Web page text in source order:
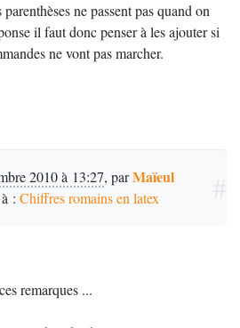
parenthèses ne passent pas quand on
il faut donc penser à les ajouter si
ne vont pas marcher.
2010 à 13:27, parMaïeul
: Chiffres romains en latex
remarques ...